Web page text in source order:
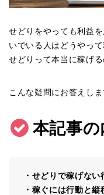
せどりをやっても利益
いでいる人はどうやっ
せどりって本当に稼げる
こんな疑問にお答えしま
本記事の
・せどりで稼げない
・稼ぐには行動と縦